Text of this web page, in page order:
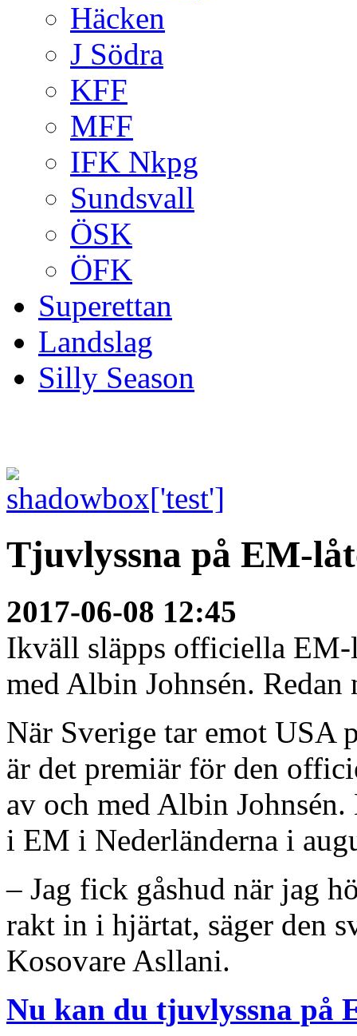
Häcken
J Södra
KFF
MFF
IFK Nkpg
Sundsvall
ÖSK
ÖFK
Superettan
Landslag
Silly Season
Tjuvlyssna på EM-
2017-06-08 12:45
Ikväll släpps officiella
med Albin Johnsén.
När Sverige tar emot USA
är det premiär för den
av och med Albin
i EM i Nederländerna i
– Jag fick gåshud när jag
rakt in i hjärtat, säger den
Kosovare Asllani.
Nu kan du tjuvlyssna på